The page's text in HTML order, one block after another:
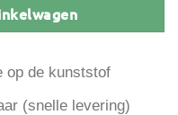
op de kunststof
(snelle levering)